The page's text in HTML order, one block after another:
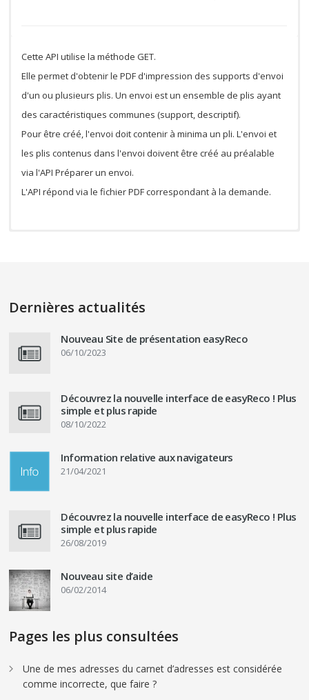
Cette API utilise la méthode GET.
Elle permet d'obtenir le PDF d'impression des supports d'envoi
d'un ou plusieurs plis. Un envoi est un ensemble de plis ayant
des caractéristiques communes (support, descriptif).
Pour être créé, l'envoi doit contenir à minima un pli. L'envoi et
les plis contenus dans l'envoi doivent être créé au préalable
via l'API Préparer un envoi.
L'API répond via le fichier PDF correspondant à la demande.
Dernières actualités
Nouveau Site de présentation easyReco
06/10/2023
Découvrez la nouvelle interface de easyReco ! Plus
simple et plus rapide
08/10/2022
Information relative aux navigateurs
21/04/2021
Découvrez la nouvelle interface de easyReco ! Plus
simple et plus rapide
26/08/2019
Nouveau site d’aide
06/02/2014
Pages les plus consultées
Une de mes adresses du carnet d’adresses est considérée
comme incorrecte, que faire ?